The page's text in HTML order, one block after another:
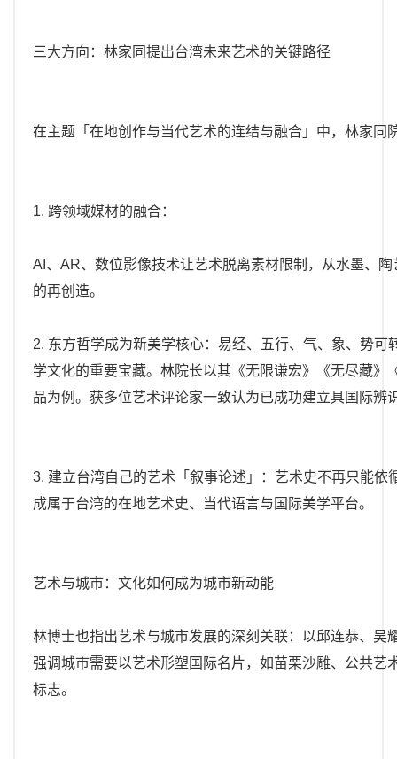
三大方向：林家同提出台湾未来艺术的关键路径
在主题「在地创作与当代艺术的连结与融合」中，林家同
1. 跨领域媒材的融合：
AI、AR、数位影像技术让艺术脱离素材限制，从水墨、
的再创造。
2. 东方哲学成为新美学核心：易经、五行、气、象、势
学文化的重要宝藏。林院长以其《无限谦宏》《无尽藏》
品为例。获多位艺术评论家一致认为已成功建立具国际辨
3. 建立台湾自己的艺术「叙事论述」：艺术史不再只能依
成属于台湾的在地艺术史、当代语言与国际美学平台。
艺术与城市：文化如何成为城市新动能
林博士也指出艺术与城市发展的深刻关联：以邱连恭、吴
强调城市需要以艺术形塑国际名片，如苗栗沙雕、公共艺
标志。